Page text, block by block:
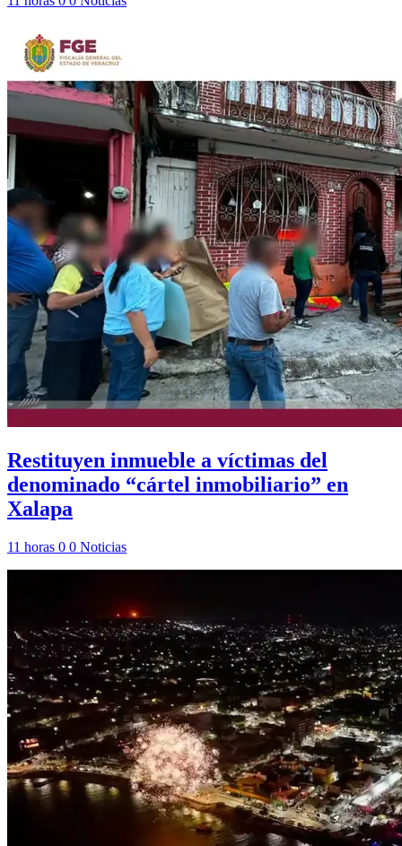
Restituyen inmueble a víctimas del
denominado “cártel inmobiliario” en
Xalapa
11 horas 0 0 Noticias